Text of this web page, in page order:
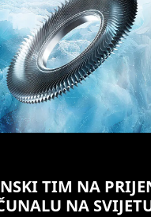
TIM NA
NA